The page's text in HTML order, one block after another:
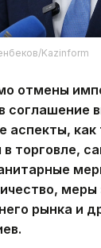
Kazinform
отмены
соглашение
аспекты, как
торговле,
рынка и